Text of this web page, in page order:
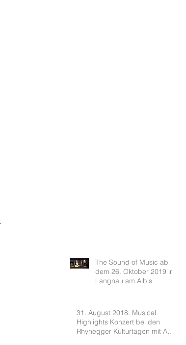
The Sound of Music ab
dem 26. Oktober 2019 in
Langnau am Albis
31. August 2018: Musical
Highlights Konzert bei den
Rhynegger Kulturtagen mit Ann-